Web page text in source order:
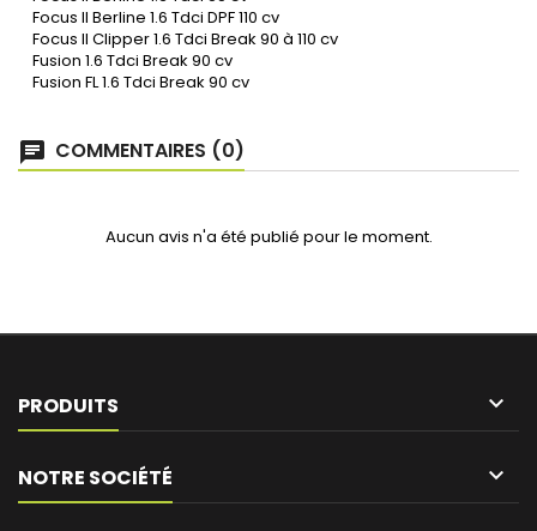
Focus II Berline 1.6 Tdci DPF 110 cv
Focus II Clipper 1.6 Tdci Break 90 à 110 cv
Fusion 1.6 Tdci Break 90 cv
Fusion FL 1.6 Tdci Break 90 cv
COMMENTAIRES (0)
Aucun avis n'a été publié pour le moment.
PRODUITS 
NOTRE SOCIÉTÉ 